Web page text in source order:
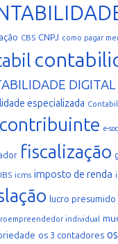
CBS CNPJ como pagar
DIGITAL
especializada
contribuinte e-
fiscalização
IBS icms imposto de renda
lucro presumido
individual
os 3 contadores